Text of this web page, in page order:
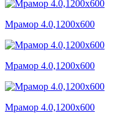
Мрамор 4.0,1200x600
Мрамор 4.0,1200x600
Мрамор 4.0,1200x600